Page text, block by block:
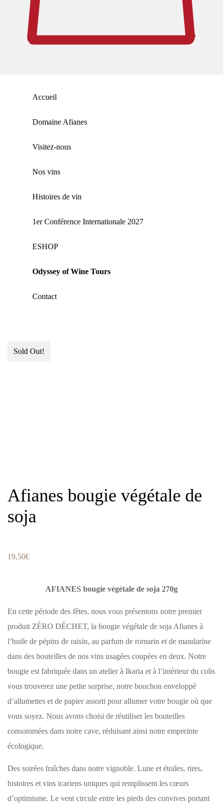
Accueil
Domaine Afianes
Visitez-nous
Nos vins
Histoires de vin
1er Conférence Internationale 2027
ΕSHOP
Odyssey of Wine Tours
Contact
Sold Out!
Afianes bougie végétale de
soja
19,50€
AFIANES bougie végétale de soja 270g
En cette période des fêtes, nous vous présentons notre premier
produit ZÉRO DÉCHET, la bougie végétale de soja Afianes à
l’huile de pépins de raisin, au parfum de romarin et de mandarine
dans des bouteilles de nos vins usagées coupées en deux. Notre
bougie est fabriquée dans un atelier à Ikaria et à l’intérieur du colis
vous trouverez une petite surprise, notre bouchon enveloppé
d’allumettes et de papier assorti pour allumer votre bougie où que
vous soyez. Nous avons choisi de réutiliser les bouteilles
consommées dans notre cave, réduisant ainsi notre empreinte
écologique.
Des soirées fraîches dans notre vignoble. Lune et étoiles, rires,
histoires et vins icariens uniques qui remplissent les cœurs
d’optimisme. Le vent circule entre les pieds des convives portant